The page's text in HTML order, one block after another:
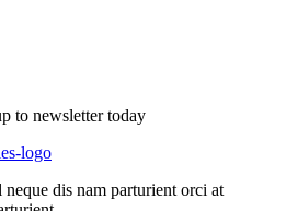
to newsletter today
dis nam parturient orci at